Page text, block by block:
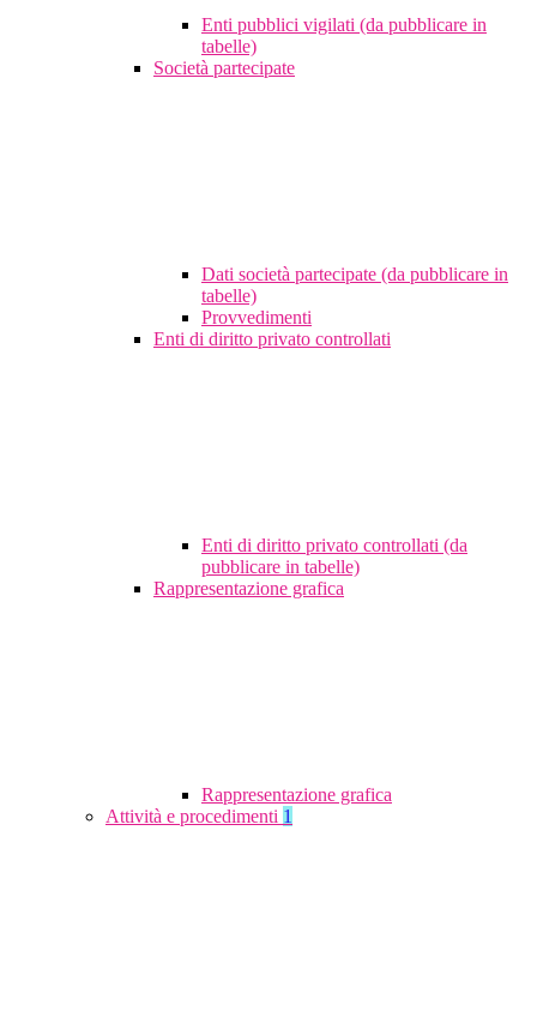
Enti pubblici vigilati (da pubblicare in
tabelle)
Società partecipate
Dati società partecipate (da pubblicare in
tabelle)
Provvedimenti
Enti di diritto privato controllati
Enti di diritto privato controllati (da
pubblicare in tabelle)
Rappresentazione grafica
Rappresentazione grafica
Attività e procedimenti 1